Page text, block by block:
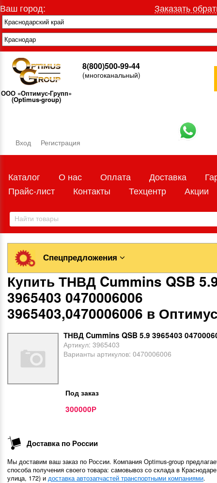
Ваш город: Заказать
ООО «Оптимус-Групп»
(Optimus-group)
8(800)500-99-44
(многоканальный)
Вход Регистрация
Каталог О нас Оплата Доставка
Прайс-лист
Контакты Техцентр Акции
Спецпредложения
Купить ТНВД Cummins QSB
3965403 0470006006
3965403,0470006006 в
ТНВД Cummins QSB 5.9 3965403
Артикул: 3965403
Варианты артикулов: 0470006006
Под заказ
300000Р
Доставка по России
Мы доставим ваш заказ по России. Компания Optimus-group
способа получения своего товара: самовывоз со склада в
улица, 172) и доставка автозапчастей транспортными компаниями.